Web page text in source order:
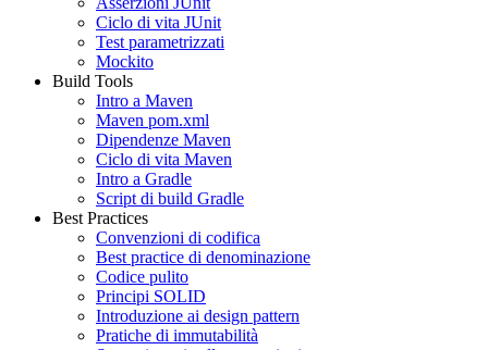
Ciclo di vita JUnit
Test parametrizzati
Mockito
Build Tools
Intro a Maven
Maven pom.xml
Dipendenze Maven
Ciclo di vita Maven
Intro a Gradle
Script di build Gradle
Best Practices
Convenzioni di codifica
Best practice di denominazione
Codice pulito
Principi SOLID
Introduzione ai design pattern
Pratiche di immutabilità